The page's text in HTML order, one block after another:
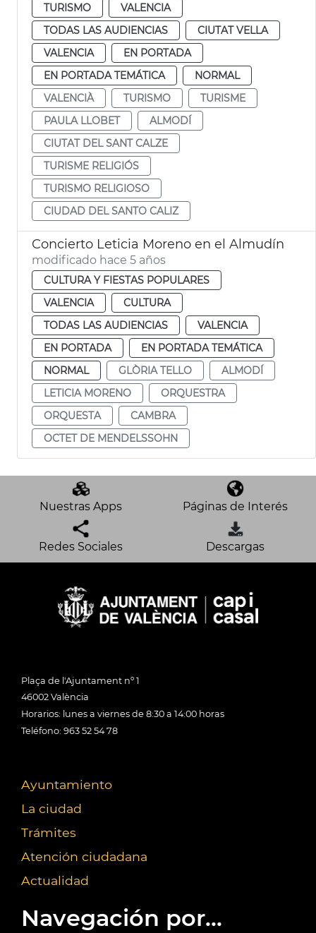
TURISMO
VALENCIA
TODAS LAS AUDIENCIAS
CIUTAT VELLA
VALENCIA
EN PORTADA
EN PORTADA TEMÁTICA
NORMAL
VALENCIÀ
TURISMO
TURISME
PAULA LLOBET
ALMODÍ
CIUTAT DEL SANT CALZE
TURISME RELIGIÓS
TURISMO RELIGIOSO
CIUDAD DEL SANTO CALIZ
Concierto Leticia Moreno en el Almudín
modificado hace 5 años
CULTURA Y FIESTAS POPULARES
VALENCIA
CULTURA
TODAS LAS AUDIENCIAS
VALENCIA
EN PORTADA
EN PORTADA TEMÁTICA
NORMAL
GLÒRIA TELLO
ALMODÍ
LETICIA MORENO
ORQUESTRA
ORQUESTA
CAMBRA
OCTET DE MENDELSSOHN
Nuestras Apps Páginas de Interés
Redes Sociales Descargas
Plaça de l'Ajuntament nº 1
46002 València
Horarios: lunes a viernes de 8:30 a 14:00 horas
Teléfono: 963 52 54 78
Ayuntamiento
La ciudad
Trámites
Atención ciudadana
Actualidad
Navegación por...